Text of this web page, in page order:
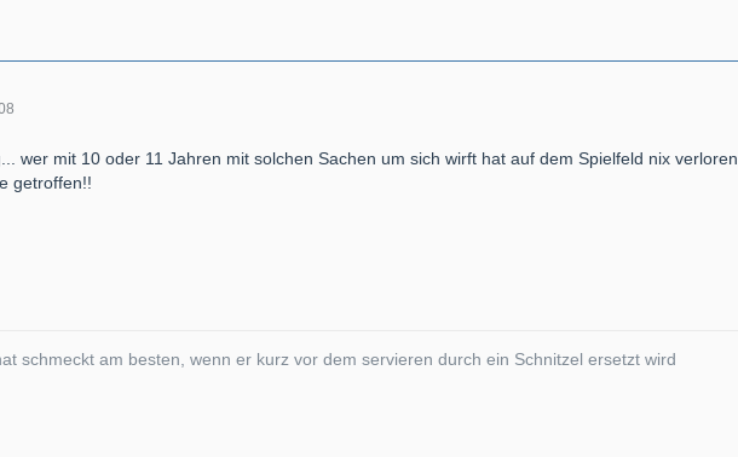
wer mit 10 oder 11 Jahren mit solchen Sachen um sich wirft hat auf dem Spielfeld nix
getroffen!!
schmeckt am besten, wenn er kurz vor dem servieren durch ein Schnitzel ersetzt wird